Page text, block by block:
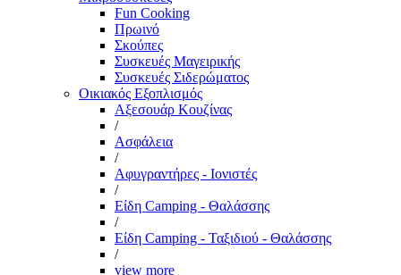
Fun Cooking
Πρωινό
Σκούπες
Συσκευές Μαγειρικής
Συσκευές Σιδερώματος
Οικιακός Εξοπλισμός
Αξεσουάρ Κουζίνας
/
Ασφάλεια
/
Αφυγραντήρες - Ιονιστές
/
Είδη Camping - Θαλάσσης
/
Είδη Camping - Ταξιδιού - Θαλάσσης
/
view more